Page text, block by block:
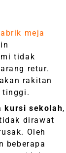
meja
tidak
retur.
rakitan
tinggi.
kursi sekolah,
dirawat
Oleh
beberapa